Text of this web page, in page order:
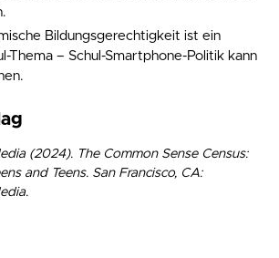
Bildungsgerechtigkeit ist ein
Thema – Schul-Smartphone-Politik kann
(2024). The Common Sense Census:
and Teens. San Francisco, CA: